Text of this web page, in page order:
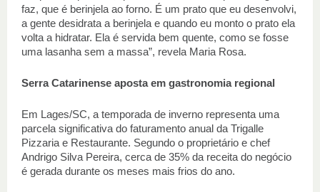
faz, que é berinjela ao forno. É um prato que eu desenvolvi,
a gente desidrata a berinjela e quando eu monto o prato ela
volta a hidratar. Ela é servida bem quente, como se fosse
uma lasanha sem a massa”, revela Maria Rosa.
Serra Catarinense aposta em gastronomia regional
Em Lages/SC, a temporada de inverno representa uma
parcela significativa do faturamento anual da Trigalle
Pizzaria e Restaurante. Segundo o proprietário e chef
Andrigo Silva Pereira, cerca de 35% da receita do negócio
é gerada durante os meses mais frios do ano.